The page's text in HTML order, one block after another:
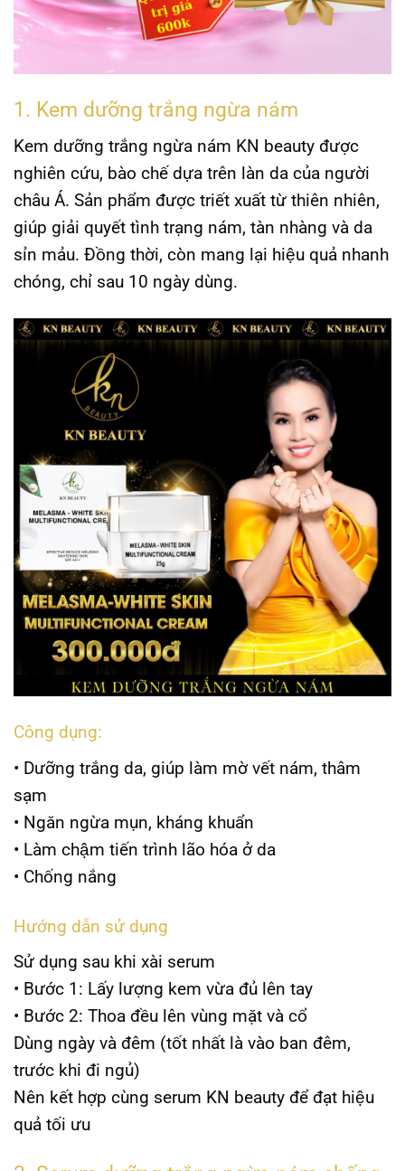
1. Kem dưỡng trắng ngừa nám
Kem dưỡng trắng ngừa nám KN beauty được
nghiên cứu, bào chế dựa trên làn da của người
châu Á. Sản phẩm được triết xuất từ thiên nhiên,
giúp giải quyết tình trạng nám, tàn nhàng và da
sỉn mảu. Đồng thời, còn mang lại hiệu quả nhanh
chóng, chỉ sau 10 ngày dùng.
Công dụng:
• Dưỡng trắng da, giúp làm mờ vết nám, thâm
sạm
• Ngăn ngừa mụn, kháng khuẩn
• Làm chậm tiến trình lão hóa ở da
• Chống nắng
Hướng dẫn sử dụng
Sử dụng sau khi xài serum
• Bước 1: Lấy lượng kem vừa đủ lên tay
• Bước 2: Thoa đều lên vùng mặt và cổ
Dùng ngày và đêm (tốt nhất là vào ban đêm,
trước khi đi ngủ)
Nên kết hợp cùng serum KN beauty để đạt hiệu
quả tối ưu